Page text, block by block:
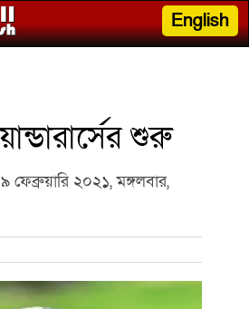
English
শুরু
৯ ফেব্রুয়ারি ২০২১, মঙ্গলবার,